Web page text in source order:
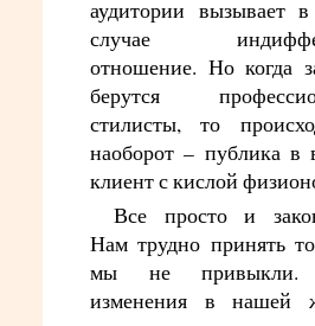
аудитории вызывает
случае
отношение. Но когда
берутся
стилисты, то
наоборот – публика в
клиент с кислой
Все просто и
Нам трудно принять
мы не привыкли.
изменения в нашей